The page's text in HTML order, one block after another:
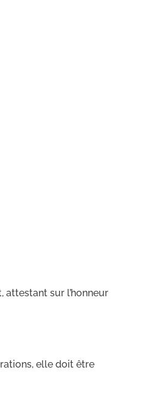
attestant sur l’honneur
elle doit être